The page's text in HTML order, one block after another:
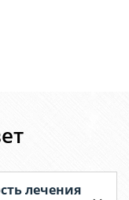
лечения